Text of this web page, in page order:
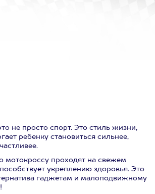
не просто спорт. Это стиль жизни,
ребенку становиться сильнее,
мотокроссу проходят на свежем
укреплению здоровья. Это
гаджетам и малоподвижному